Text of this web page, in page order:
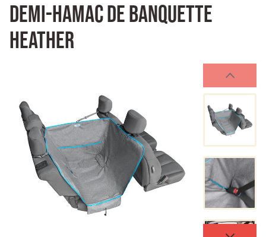
Demi-hamac de banquette
heather